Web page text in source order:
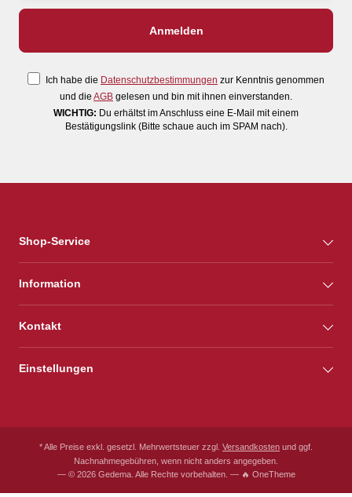
Ich habe die Datenschutzbestimmungen zur Kenntnis genommen
und die AGB gelesen und bin mit ihnen einverstanden.
WICHTIG: Du erhältst im Anschluss eine E-Mail mit einem
Bestätigungslink (Bitte schaue auch im SPAM nach).
Shop-Service
Information
Kontakt
Einstellungen
* Alle Preise exkl. gesetzl. Mehrwertsteuer zzgl. Versandkosten und ggf.
Nachnahmegebühren, wenn nicht anders angegeben.
— © 2026 Gedema. Alle Rechte vorbehalten. — 🔥 OneTheme